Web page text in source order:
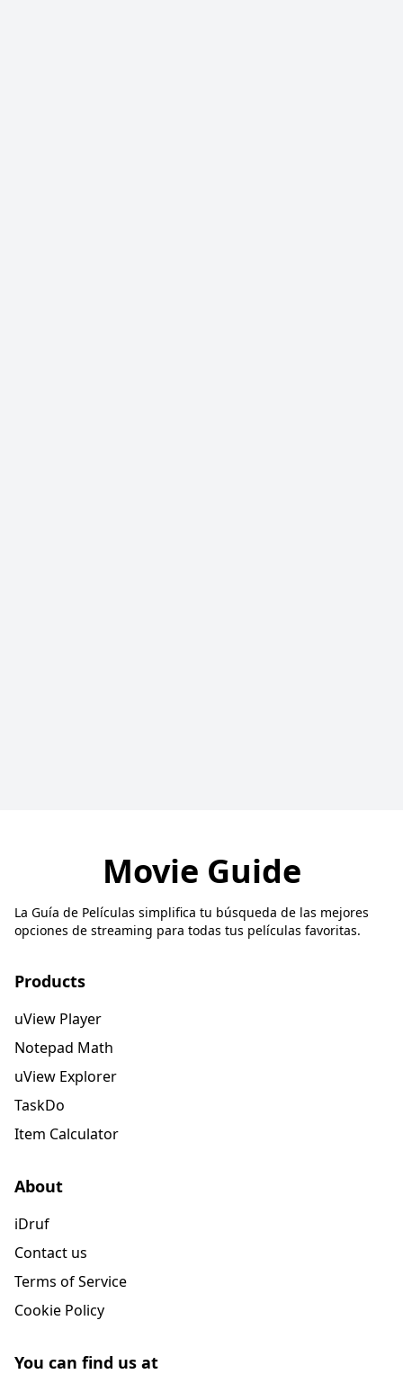
Movie Guide
La Guía de Películas simplifica tu búsqueda de las mejores
opciones de streaming para todas tus películas favoritas.
Products
uView Player
Notepad Math
uView Explorer
TaskDo
Item Calculator
About
iDruf
Contact us
Terms of Service
Cookie Policy
You can find us at